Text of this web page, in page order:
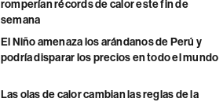
romperían récords de calor este fin de
semana
El Niño amenaza los arándanos de Perú y
podría disparar los precios en todo el mundo
Las olas de calor cambian las reglas de la